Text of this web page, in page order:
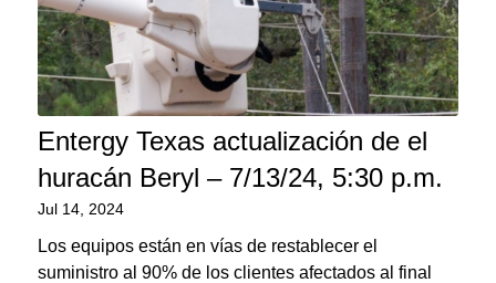
Entergy Texas actualización de el
huracán Beryl – 7/13/24, 5:30 p.m.
Jul 14, 2024
Los equipos están en vías de restablecer el
suministro al 90% de los clientes afectados al final